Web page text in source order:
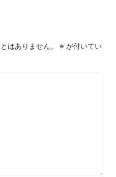
はありません。 ※ が付いてい